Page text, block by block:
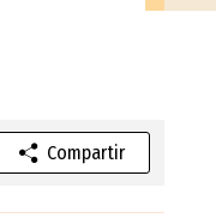
Compartir